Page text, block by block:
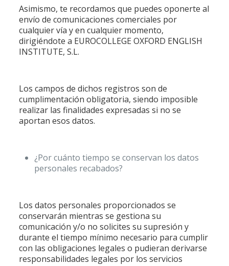
Asimismo, te recordamos que puedes oponerte al
envío de comunicaciones comerciales por
cualquier vía y en cualquier momento,
dirigiéndote a EUROCOLLEGE OXFORD ENGLISH
INSTITUTE, S.L.
Los campos de dichos registros son de
cumplimentación obligatoria, siendo imposible
realizar las finalidades expresadas si no se
aportan esos datos.
¿Por cuánto tiempo se conservan los datos
personales recabados?
Los datos personales proporcionados se
conservarán mientras se gestiona su
comunicación y/o no solicites su supresión y
durante el tiempo mínimo necesario para cumplir
con las obligaciones legales o pudieran derivarse
responsabilidades legales por los servicios